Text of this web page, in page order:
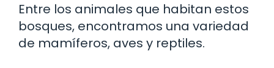
Entre los animales que habitan estos
bosques, encontramos una variedad
de mamíferos, aves y reptiles.